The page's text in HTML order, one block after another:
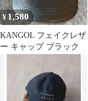
¥1,580
KANGOL フェイクレザ
ー キャップ ブラック